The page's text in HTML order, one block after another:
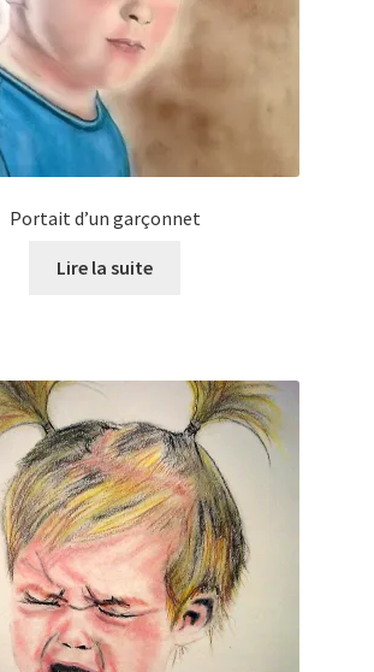
Portait d’un garçonnet
Lire la suite